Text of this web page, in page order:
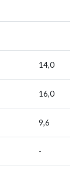
14,0
16,0
9,6
-